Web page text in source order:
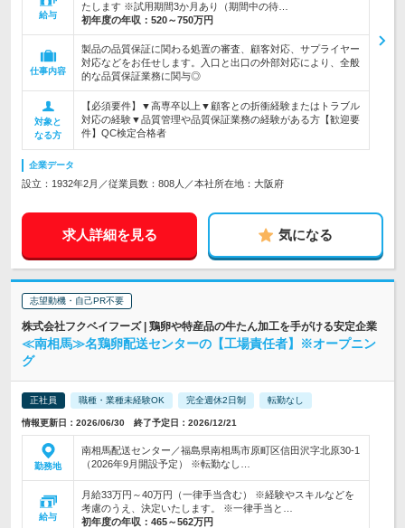
給与
たします ※試用期間3か月あり（期間中の待…
初年度の年収： 520～750万円
仕事内容
製品の品質保証に関わる処置の審査、顧客対応、サプライヤー
対応などをお任せします。入口と出口の外部対応により、全般
的な品質保証業務に関与◎
対象と
なる方
【必須要件】▼高専卒以上▼顧客との折衝経験またはトラブル
対応の経験▼品質管理や品質保証業務の経験がある方【歓迎要
件】QC検定合格者
企業データ
設立：1932年2月／従業員数：808人／本社所在地：大阪府
求人詳細を見る 気になる
志望動機・自己PR不要
株式会社フクベイフーズ | 鶏卵や特産品の牛たん加工を手がける安定企業
≪南相馬≫名鶏卵配送センターの【工場責任者】※オープニン
グ
正社員 職種・業種未経験OK 完全週休2日制 転勤なし
情報更新日：2026/06/30 終了予定日：2026/12/21
勤務地
南相馬配送センター／福島県南相馬市原町区信田沢字北原30-1
（2026年9月開設予定） ※転勤なし…
給与
月給33万円～40万円（一律手当含む） ※経験やスキルなどを
考慮のうえ、決定いたします。 ※一律手当と…
初年度の年収： 465～562万円